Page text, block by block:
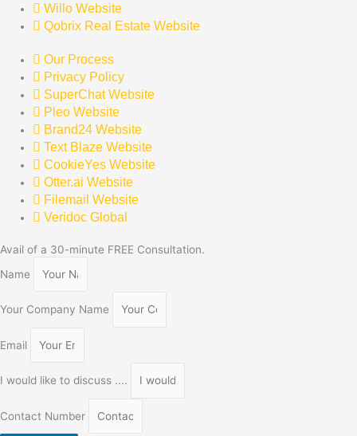
Willo Website
Qobrix Real Estate Website
Our Process
Privacy Policy
SuperChat Website
Pleo Website
Brand24 Website
Text Blaze Website
CookieYes Website
Otter.ai Website
Filemail Website
Veridoc Global
Avail of a 30-minute FREE Consultation.
Name
Your Company Name
Email
I would like to discuss ....
Contact Number